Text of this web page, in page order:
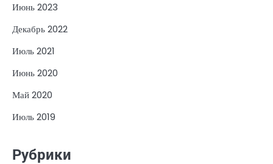
Июнь 2023
Декабрь 2022
Июль 2021
Июнь 2020
Май 2020
Июль 2019
Рубрики